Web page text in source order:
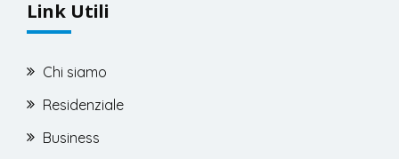
Link Utili
Chi siamo
Residenziale
Business